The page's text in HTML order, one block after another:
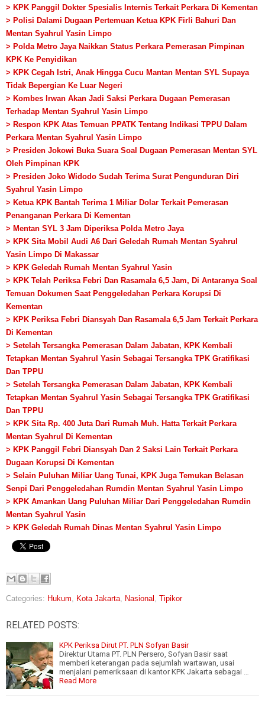
> KPK Panggil Dokter Spesialis Internis Terkait Perkara Di Kementan
> Polisi Dalami Dugaan Pertemuan Ketua KPK Firli Bahuri Dan
Mentan Syahrul Yasin Limpo
> Polda Metro Jaya Naikkan Status Perkara Pemerasan Pimpinan
KPK Ke Penyidikan
> KPK Cegah Istri, Anak Hingga Cucu Mantan Mentan SYL Supaya
Tidak Bepergian Ke Luar Negeri
> Kombes Irwan Akan Jadi Saksi Perkara Dugaan Pemerasan
Terhadap Mentan Syahrul Yasin Limpo
> Respon KPK Atas Temuan PPATK Tentang Indikasi TPPU Dalam
Perkara Mentan Syahrul Yasin Limpo
> Presiden Jokowi Buka Suara Soal Dugaan Pemerasan Mentan SYL
Oleh Pimpinan KPK
> Presiden Joko Widodo Sudah Terima Surat Pengunduran Diri
Syahrul Yasin Limpo
> Ketua KPK Bantah Terima 1 Miliar Dolar Terkait Pemerasan
Penanganan Perkara Di Kementan
> Mentan SYL 3 Jam Diperiksa Polda Metro Jaya
> KPK Sita Mobil Audi A6 Dari Geledah Rumah Mentan Syahrul
Yasin Limpo Di Makassar
> KPK Geledah Rumah Mentan Syahrul Yasin
> KPK Telah Periksa Febri Dan Rasamala 6,5 Jam, Di Antaranya Soal
Temuan Dokumen Saat Penggeledahan Perkara Korupsi Di
Kementan
> KPK Periksa Febri Diansyah Dan Rasamala 6,5 Jam Terkait Perkara
Di Kementan
> Setelah Tersangka Pemerasan Dalam Jabatan, KPK Kembali
Tetapkan Mentan Syahrul Yasin Sebagai Tersangka TPK Gratifikasi
Dan TPPU
> Setelah Tersangka Pemerasan Dalam Jabatan, KPK Kembali
Tetapkan Mentan Syahrul Yasin Sebagai Tersangka TPK Gratifikasi
Dan TPPU
> KPK Sita Rp. 400 Juta Dari Rumah Muh. Hatta Terkait Perkara
Mentan Syahrul Di Kementan
> KPK Panggil Febri Diansyah Dan 2 Saksi Lain Terkait Perkara
Dugaan Korupsi Di Kementan
> Selain Puluhan Miliar Uang Tunai, KPK Juga Temukan Belasan
Senpi Dari Penggeledahan Rumdin Mentan Syahrul Yasin Limpo
> KPK Amankan Uang Puluhan Miliar Dari Penggeledahan Rumdin
Mentan Syahrul Yasin
> KPK Geledah Rumah Dinas Mentan Syahrul Yasin Limpo
Categories: Hukum, Kota Jakarta, Nasional , Tipikor
RELATED POSTS:
KPK Periksa Dirut PT. PLN Sofyan Basir
Direktur Utama PT. PLN Persero, Sofyan Basir saat
memberi keterangan pada sejumlah wartawan, usai
menjalani pemeriksaan di kantor KPK Jakarta sebagai …
Read More